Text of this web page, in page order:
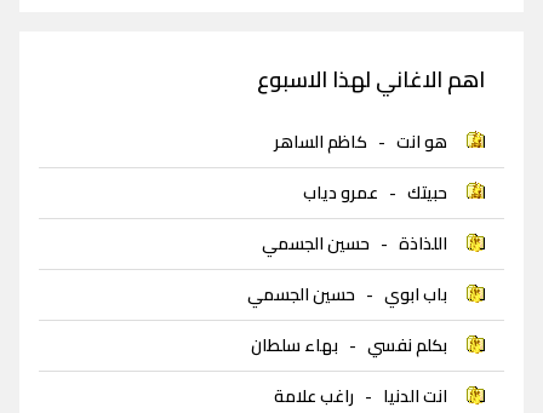
اهم الاغاني لهذا الاسبوع
هو انت - كاظم الساهر
حبيتك - عمرو دياب
اللذاذة - حسين الجسمي
باب ابوي - حسين الجسمي
بكلم نفسي - بهاء سلطان
انت الدنيا - راغب علامة